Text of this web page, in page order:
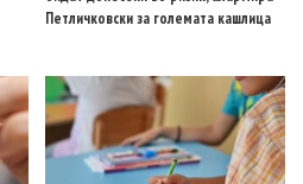
Петличковски за големата кашлица